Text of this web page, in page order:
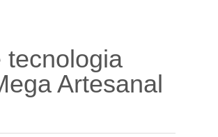
tecnologia
Artesanal